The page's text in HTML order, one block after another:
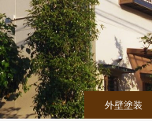
外壁塗装